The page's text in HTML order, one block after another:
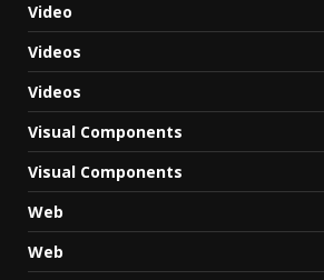
Video
Videos
Videos
Visual Components
Visual Components
Web
Web